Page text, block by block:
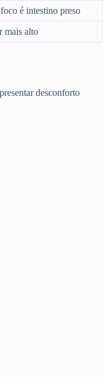
é intestino preso
mais alto
desconforto